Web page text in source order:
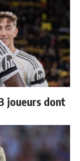
joueurs dont